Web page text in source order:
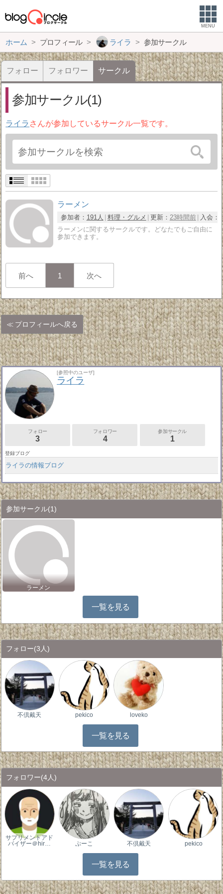
MENU
ホーム プロフィール ライラ 参加サークル
フォロー フォロワー サークル
参加サークル(1)
ライラ さんが参加しているサークル一覧です。
ラーメン
参加者： 191人 料理・グルメ 更新： 23時間前 入会：
ラーメンに関するサークルです。どなたでもご自由に
参加できます。
前へ 1 次へ
プロフィールへ戻る
[参照中のユーザ]
ライラ
フォロー
3
フォロワー
4
参加サークル
1
登録ブログ
ライラの情報ブログ
参加サークル(1)
ラーメン
一覧を見る
フォロー(3人)
不倶戴天 pekico loveko
一覧を見る
フォロワー(4人)
サプリメントアド
バイザー＠hir…
ぷーこ 不倶戴天 pekico
一覧を見る